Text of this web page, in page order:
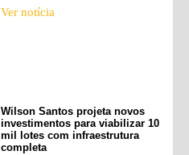
Ver notícia
Wilson Santos projeta novos
investimentos para viabilizar 10
mil lotes com infraestrutura
completa